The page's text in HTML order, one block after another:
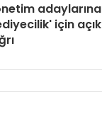
adaylarına
için açık